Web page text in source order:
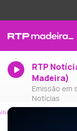
RTP
Madeira)
Emissão em
Notícias